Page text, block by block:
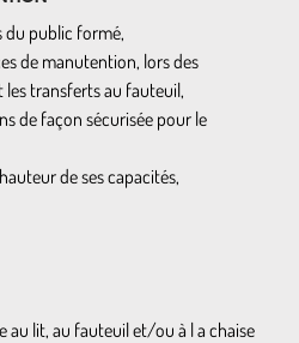
du public formé,
de manutention, lors des
transferts au fauteuil,
de façon sécurisée pour le
de ses capacités,
au lit, au fauteuil et/ou à l a chaise